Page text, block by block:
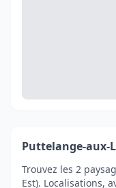
Puttelange-aux-
Trouvez les 2
Est). Localisations,